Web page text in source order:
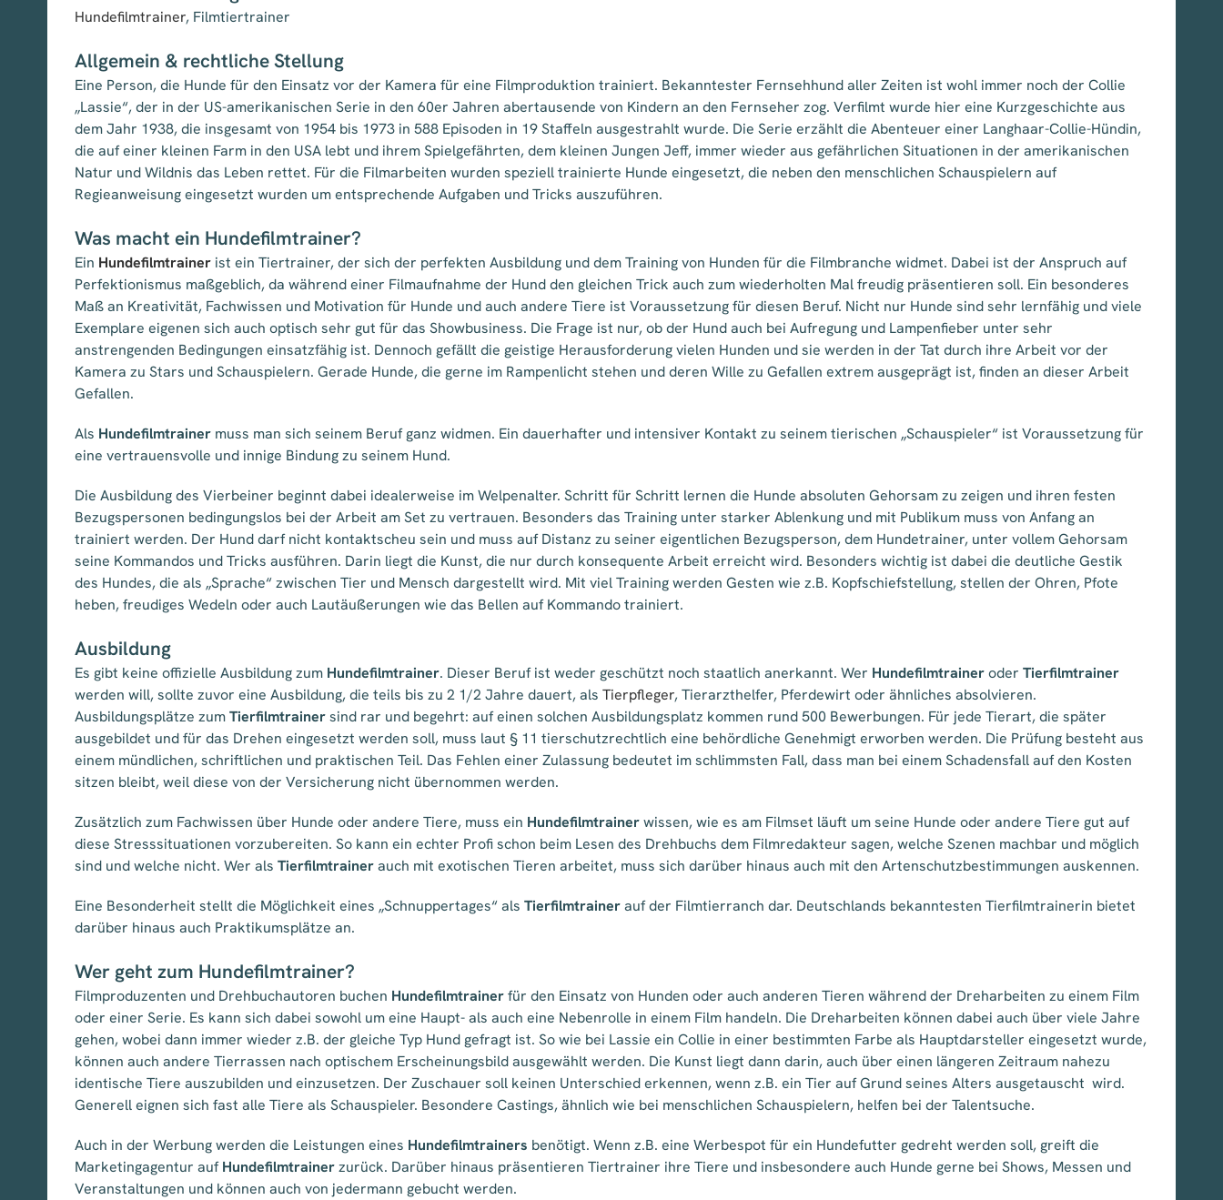
Hundefilmtrainer, Filmtiertrainer
Allgemein & rechtliche Stellung
Eine Person, die Hunde für den Einsatz vor der Kamera für eine Filmproduktion trainiert. Bekanntester Fernsehhund aller Zeiten ist wohl immer noch der Collie
„Lassie“, der in der US-amerikanischen Serie in den 60er Jahren abertausende von Kindern an den Fernseher zog. Verfilmt wurde hier eine Kurzgeschichte aus
dem Jahr 1938, die insgesamt von 1954 bis 1973 in 588 Episoden in 19 Staffeln ausgestrahlt wurde. Die Serie erzählt die Abenteuer einer Langhaar-Collie-Hündin,
die auf einer kleinen Farm in den USA lebt und ihrem Spielgefährten, dem kleinen Jungen Jeff, immer wieder aus gefährlichen Situationen in der amerikanischen
Natur und Wildnis das Leben rettet. Für die Filmarbeiten wurden speziell trainierte Hunde eingesetzt, die neben den menschlichen Schauspielern auf
Regieanweisung eingesetzt wurden um entsprechende Aufgaben und Tricks auszuführen.
Was macht ein Hundefilmtrainer?
Ein Hundefilmtrainer ist ein Tiertrainer, der sich der perfekten Ausbildung und dem Training von Hunden für die Filmbranche widmet. Dabei ist der Anspruch auf
Perfektionismus maßgeblich, da während einer Filmaufnahme der Hund den gleichen Trick auch zum wiederholten Mal freudig präsentieren soll. Ein besonderes
Maß an Kreativität, Fachwissen und Motivation für Hunde und auch andere Tiere ist Voraussetzung für diesen Beruf. Nicht nur Hunde sind sehr lernfähig und viele
Exemplare eigenen sich auch optisch sehr gut für das Showbusiness. Die Frage ist nur, ob der Hund auch bei Aufregung und Lampenfieber unter sehr
anstrengenden Bedingungen einsatzfähig ist. Dennoch gefällt die geistige Herausforderung vielen Hunden und sie werden in der Tat durch ihre Arbeit vor der
Kamera zu Stars und Schauspielern. Gerade Hunde, die gerne im Rampenlicht stehen und deren Wille zu Gefallen extrem ausgeprägt ist, finden an dieser Arbeit
Gefallen.
Als Hundefilmtrainer muss man sich seinem Beruf ganz widmen. Ein dauerhafter und intensiver Kontakt zu seinem tierischen „Schauspieler“ ist Voraussetzung für
eine vertrauensvolle und innige Bindung zu seinem Hund.
Die Ausbildung des Vierbeiner beginnt dabei idealerweise im Welpenalter. Schritt für Schritt lernen die Hunde absoluten Gehorsam zu zeigen und ihren festen
Bezugspersonen bedingungslos bei der Arbeit am Set zu vertrauen. Besonders das Training unter starker Ablenkung und mit Publikum muss von Anfang an
trainiert werden. Der Hund darf nicht kontaktscheu sein und muss auf Distanz zu seiner eigentlichen Bezugsperson, dem Hundetrainer, unter vollem Gehorsam
seine Kommandos und Tricks ausführen. Darin liegt die Kunst, die nur durch konsequente Arbeit erreicht wird. Besonders wichtig ist dabei die deutliche Gestik
des Hundes, die als „Sprache“ zwischen Tier und Mensch dargestellt wird. Mit viel Training werden Gesten wie z.B. Kopfschiefstellung, stellen der Ohren, Pfote
heben, freudiges Wedeln oder auch Lautäußerungen wie das Bellen auf Kommando trainiert.
Ausbildung
Es gibt keine offizielle Ausbildung zum Hundefilmtrainer. Dieser Beruf ist weder geschützt noch staatlich anerkannt. Wer Hundefilmtraineroder Tierfilmtrainer
werden will, sollte zuvor eine Ausbildung, die teils bis zu 2 1/2 Jahre dauert, als Tierpfleger, Tierarzthelfer, Pferdewirt oder ähnliches absolvieren.
Ausbildungsplätze zumTierfilmtrainersind rar und begehrt: auf einen solchen Ausbildungsplatz kommen rund 500 Bewerbungen. Für jede Tierart, die später
ausgebildet und für das Drehen eingesetzt werden soll, muss laut § 11 tierschutzrechtlich eine behördliche Genehmigt erworben werden. Die Prüfung besteht aus
einem mündlichen, schriftlichen und praktischen Teil. Das Fehlen einer Zulassung bedeutet im schlimmsten Fall, dass man bei einem Schadensfall auf den Kosten
sitzen bleibt, weil diese von der Versicherung nicht übernommen werden.
Zusätzlich zum Fachwissen über Hunde oder andere Tiere, muss ein Hundefilmtrainerwissen, wie es am Filmset läuft um seine Hunde oder andere Tiere gut auf
diese Stresssituationen vorzubereiten. So kann ein echter Profi schon beim Lesen des Drehbuchs dem Filmredakteur sagen, welche Szenen machbar und möglich
sind und welche nicht. Wer als Tierfilmtrainerauch mit exotischen Tieren arbeitet, muss sich darüber hinaus auch mit den Artenschutzbestimmungen auskennen.
Eine Besonderheit stellt die Möglichkeit eines „Schnuppertages“ als Tierfilmtrainerauf der Filmtierranch dar. Deutschlands bekanntesten Tierfilmtrainerin bietet
darüber hinaus auch Praktikumsplätze an.
Wer geht zum Hundefilmtrainer?
Filmproduzenten und Drehbuchautoren buchen Hundefilmtrainerfür den Einsatz von Hunden oder auch anderen Tieren während der Dreharbeiten zu einem Film
oder einer Serie. Es kann sich dabei sowohl um eine Haupt- als auch eine Nebenrolle in einem Film handeln. Die Dreharbeiten können dabei auch über viele Jahre
gehen, wobei dann immer wieder z.B. der gleiche Typ Hund gefragt ist. So wie bei Lassie ein Collie in einer bestimmten Farbe als Hauptdarsteller eingesetzt wurde,
können auch andere Tierrassen nach optischem Erscheinungsbild ausgewählt werden. Die Kunst liegt dann darin, auch über einen längeren Zeitraum nahezu
identische Tiere auszubilden und einzusetzen. Der Zuschauer soll keinen Unterschied erkennen, wenn z.B. ein Tier auf Grund seines Alters ausgetauscht wird.
Generell eignen sich fast alle Tiere als Schauspieler. Besondere Castings, ähnlich wie bei menschlichen Schauspielern, helfen bei der Talentsuche.
Auch in der Werbung werden die Leistungen eines Hundefilmtrainers benötigt. Wenn z.B. eine Werbespot für ein Hundefutter gedreht werden soll, greift die
Marketingagentur aufHundefilmtrainerzurück. Darüber hinaus präsentieren Tiertrainer ihre Tiere und insbesondere auch Hunde gerne bei Shows, Messen und
Veranstaltungen und können auch von jedermann gebucht werden.